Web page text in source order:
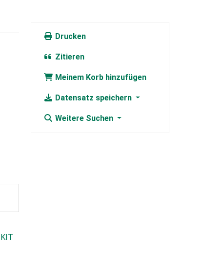
Drucken
Zitieren
Meinem Korb hinzufügen
Datensatz speichern
Weitere Suchen
KIT